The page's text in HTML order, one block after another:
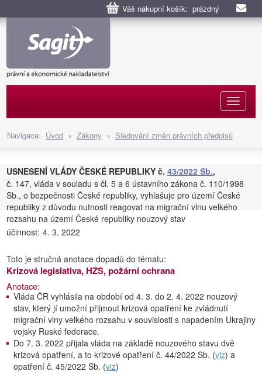
Váš nákupní košík: prázdný
Navigace: Úvod » Zákony » Sledování změn právních předpisů
USNESENÍ VLÁDY ČESKÉ REPUBLIKY č. 43/2022 Sb.,
č. 147, vláda v souladu s čl. 5 a 6 ústavního zákona č. 110/1998
Sb., o bezpečnosti České republiky, vyhlašuje pro území České
republiky z důvodu nutnosti reagovat na migrační vlnu velkého
rozsahu na území České republiky nouzový stav
účinnost: 4. 3. 2022
Toto je stručná anotace dopadů do tématu:
Krizová legislativa, HZS, požární ochrana
Anotace:
Vláda ČR vyhlásila na období od 4. 3. do 2. 4. 2022 nouzový
stav, který jí umožní přijmout krizová opatření ke zvládnutí
migrační vlny velkého rozsahu v souvislosti s napadením Ukrajiny
vojsky Ruské federace.
Do 7. 3. 2022 přijala vláda na základě nouzového stavu dvě
krizová opatření, a to krizové opatření č. 44/2022 Sb. (viz) a
opatření č. 45/2022 Sb. (viz)